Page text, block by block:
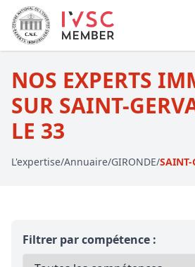
NOS EXPERTS
SUR SAINT-
LE 33
L'expertise/Annuaire/GIRONDE/SAINT-
Filtrer par compétence :